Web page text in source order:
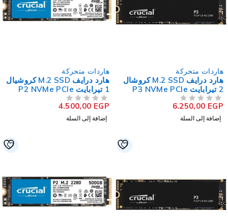
هاردات متحركة
هارد درايف M.2 SSD كروشال
6.250,00EGP
إضافة إلى السلة
هاردات متحركة
هارد درايف M.2 SSD كروشيال
4.500,00EGP
إضافة إلى السلة